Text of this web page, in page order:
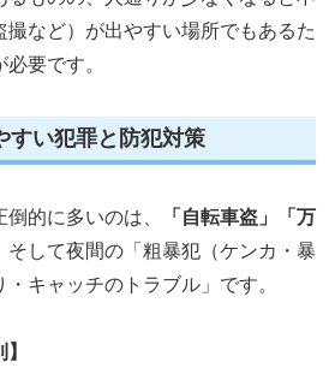
など）が出やすい場所でもあるた
要です。
すい犯罪と防犯対策
的に多いのは、
「自転車盗」「万
、そして夜間の「粗暴犯（ケンカ・暴
・キャッチのトラブル」です。